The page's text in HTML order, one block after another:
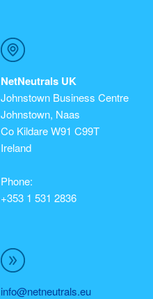
NetNeutrals UK
Johnstown Business Centre
Johnstown, Naas
Co Kildare W91 C99T
Ireland
Phone:
+353 1 531 2836
info@netneutrals.eu